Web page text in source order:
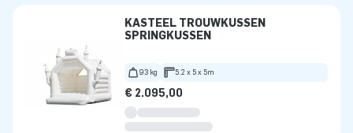
KASTEEL TROUWKUSSEN
SPRINGKUSSEN
93 kg 5.2 x 5 x 5m
€ 2.095,00